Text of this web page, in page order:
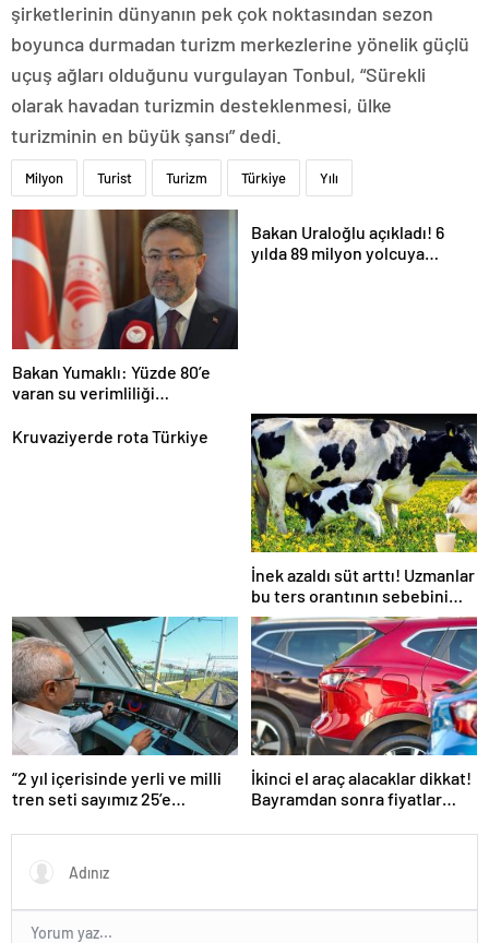
şirketlerinin dünyanın pek çok noktasından sezon
boyunca durmadan turizm merkezlerine yönelik güçlü
uçuş ağları olduğunu vurgulayan Tonbul, “Sürekli
olarak havadan turizmin desteklenmesi, ülke
turizminin en büyük şansı” dedi.
Milyon Turist Turizm Türkiye Yılı
Bakan Yumaklı: Yüzde 80’e
varan su verimliliği
Bakan Uraloğlu açıkladı! 6
yılda 89 milyon yolcuya
Kruvaziyerde rota Türkiye
İnek azaldı süt arttı! Uzmanlar
bu ters orantının sebebini
açıkladı
“2 yıl içerisinde yerli ve milli
tren seti sayımız 25’e
İkinci el araç alacaklar dikkat!
Bayramdan sonra fiyatlar